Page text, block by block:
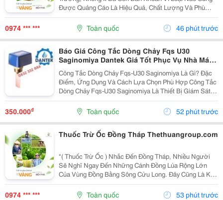
Được Quảng Cáo Là Hiệu Quả, Chất Lượng Và Phù
Hợp Cho Cây Trồng. Tuy Nhiên, Một Sản Phẩm Chỉ Thực
Sự Khẳng Định Được Giá Trị Khi Được Nhiều Người...
0974 *** *** Toàn quốc 46 phút trước
Báo Giá Công Tắc Dòng Chảy Fqs U30
Saginomiya Dantek Giá Tốt Phục Vụ Nhà Máy
Tại Bến Tre
Công Tắc Dòng Chảy Fqs-U30 Saginomiya Là Gì? Đặc
Điểm, Ứng Dụng Và Cách Lựa Chọn Phù Hợp Công Tắc
Dòng Chảy Fqs-U30 Saginomiya Là Thiết Bị Giám Sát
Lưu Lượng Được Sử Dụng Phổ Biến Trong Các Hệ
Thống Nước Lạnh, Hvac, Chiller, Hệ Thống Bơm,
Đường Ống...
350.000₫ Toàn quốc 52 phút trước
Thuốc Trừ Ốc Đồng Tháp Thethuangroup.com
"( Thuốc Trừ Ốc ) Nhắc Đến Đồng Tháp, Nhiều Người
Sẽ Nghĩ Ngay Đến Những Cánh Đồng Lúa Rộng Lớn
Của Vùng Đồng Bằng Sông Cửu Long. Đây Cũng Là Khu
Vực Có Điều Kiện Thuận Lợi Để Cây Lúa Phát Triển,
Nhưng Đồng Thời Ốc Bươu Vàng Cũng Dễ Sinh Sôi,
0974 *** *** Toàn quốc 53 phút trước